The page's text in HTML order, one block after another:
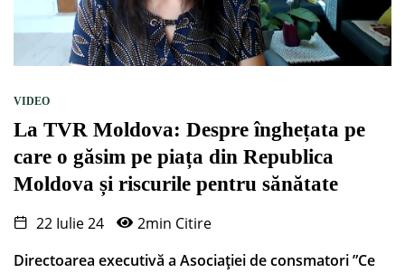
VIDEO
La TVR Moldova: Despre înghețata pe
care o găsim pe piața din Republica
Moldova și riscurile pentru sănătate
22 Iulie 24
2min Citire
Directoarea executivă a Asociației de consmatori ”Ce